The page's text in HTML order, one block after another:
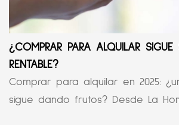
¿COMPRAR PARA ALQUILAR SIGUE
RENTABLE?
Comprar para alquilar en 2025:
sigue dando frutos? Desde La